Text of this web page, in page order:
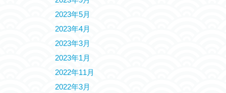
2023年5月
2023年4月
2023年3月
2023年1月
2022年11月
2022年3月